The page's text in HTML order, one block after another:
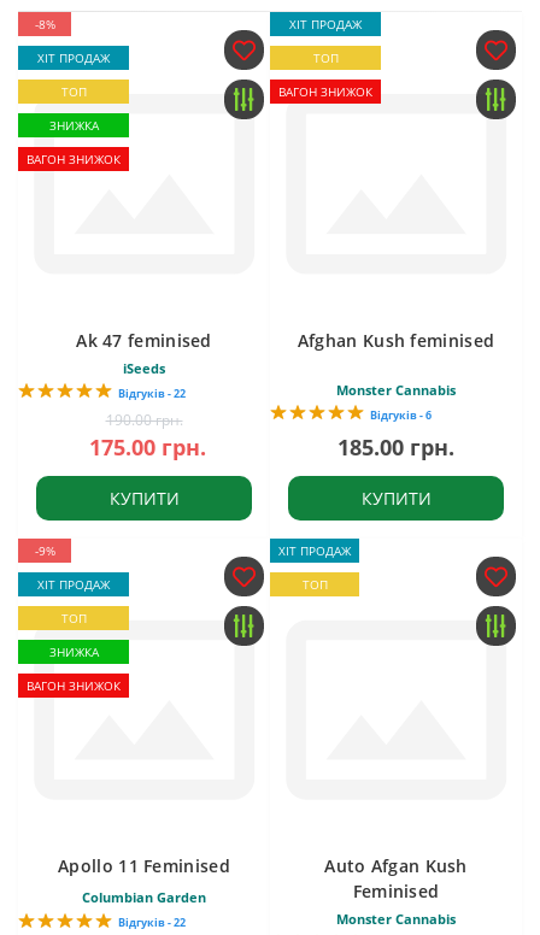
-8%
ХІТ ПРОДАЖ
ТОП
ЗНИЖКА
ВАГОН ЗНИЖОК
Ak 47 feminised
iSeeds
Відгуків - 22
190.00 грн.
175.00 грн.
КУПИТИ
ХІТ ПРОДАЖ
ТОП
ВАГОН ЗНИЖОК
Afghan Kush feminised
Monster Cannabis
Відгуків - 6
185.00 грн.
КУПИТИ
-9%
ХІТ ПРОДАЖ
ТОП
ЗНИЖКА
ВАГОН ЗНИЖОК
Apollo 11 Feminised
Columbian Garden
Відгуків - 22
ХІТ ПРОДАЖ
ТОП
Auto Afgan Kush
Feminised
Monster Cannabis